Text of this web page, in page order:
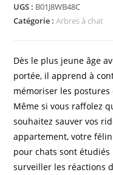
UGS : B01J8WB48C
Catégorie :Arbres à chat
Dès le plus jeune âge
portée, il apprend à
mémoriser les
Même si vous raffolez
souhaitez sauver vos
appartement, votre
pour chats sont
surveiller les réactions